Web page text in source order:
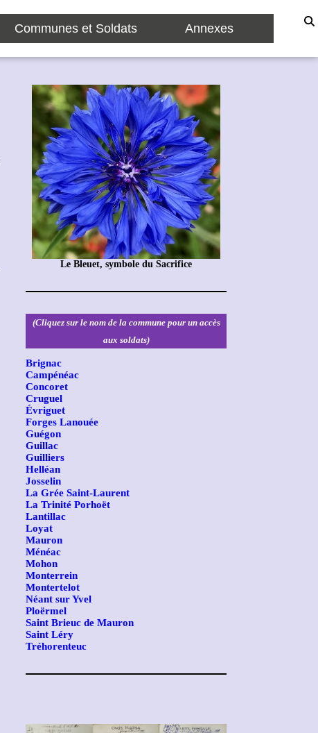
Communes et Soldats Annexes
Le Bleuet, symbole du Sacrifice
(Cliquez sur le nom de la commune pour un accès
aux soldats)
Brignac
Campénéac
Concoret
Cruguel
Évriguet
Forges Lanouée
Guégon
Guillac
Guilliers
Helléan
Josselin
La Grée Saint-Laurent
La Trinité Porhoët
Lantillac
Loyat
Mauron
Ménéac
Mohon
Monterrein
Montertelot
Néant sur Yvel
Ploërmel
Saint Brieuc de Mauron
Saint Léry
Tréhorenteuc